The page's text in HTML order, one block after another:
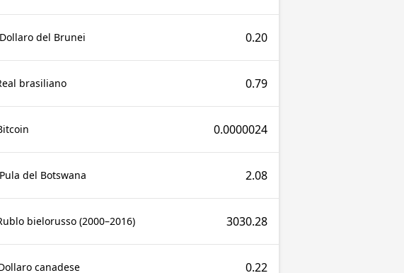
del Brunei 0.20
brasiliano 0.79
0.0000024
del Botswana 2.08
bielorusso (2000–2016) 3030.28
canadese 0.22